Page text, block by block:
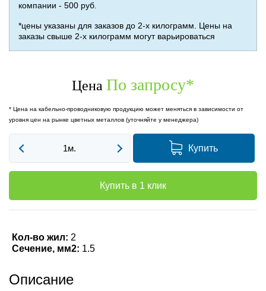
компании - 500 руб.
*цены указаны для заказов до 2-х килограмм. Цены на
заказы свыше 2-х килограмм могут варьироваться
Цена По запросу*
* Цена на кабельно-проводниковую продукцию может меняться в зависимости от
уровня цен на рынке цветных металлов (уточняйте у менеджера)
Купить
Купить в 1 клик
Кол-во жил: 2
Сечение, мм2: 1.5
Описание